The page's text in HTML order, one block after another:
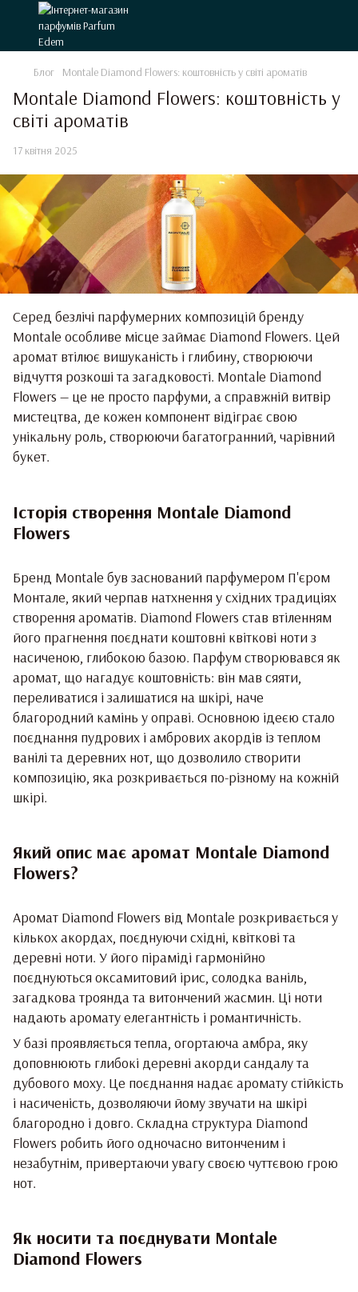
Блог Montale Diamond Flowers: коштовність у світі ароматів
Montale Diamond Flowers: коштовність у
світі ароматів
17 квітня 2025
Серед безлічі парфумерних композицій бренду
Montale особливе місце займає Diamond Flowers. Цей
аромат втілює вишуканість і глибину, створюючи
відчуття розкоші та загадковості. Montale Diamond
Flowers — це не просто парфуми, а справжній витвір
мистецтва, де кожен компонент відіграє свою
унікальну роль, створюючи багатогранний, чарівний
букет.
Історія створення Montale Diamond
Flowers
Бренд Montale був заснований парфумером П'єром
Монтале, який черпав натхнення у східних традиціях
створення ароматів. Diamond Flowers став втіленням
його прагнення поєднати коштовні квіткові ноти з
насиченою, глибокою базою. Парфум створювався як
аромат, що нагадує коштовність: він мав сяяти,
переливатися і залишатися на шкірі, наче
благородний камінь у оправі. Основною ідеєю стало
поєднання пудрових і амбрових акордів із теплом
ванілі та деревних нот, що дозволило створити
композицію, яка розкривається по-різному на кожній
шкірі.
Який опис має аромат Montale Diamond
Flowers?
Аромат Diamond Flowers від Montale розкривається у
кількох акордах, поєднуючи східні, квіткові та
деревні ноти. У його піраміді гармонійно
поєднуються оксамитовий ірис, солодка ваніль,
загадкова троянда та витончений жасмин. Ці ноти
надають аромату елегантність і романтичність.
У базі проявляється тепла, огортаюча амбра, яку
доповнюють глибокі деревні акорди сандалу та
дубового моху. Це поєднання надає аромату стійкість
і насиченість, дозволяючи йому звучати на шкірі
благородно і довго. Складна структура Diamond
Flowers робить його одночасно витонченим і
незабутнім, привертаючи увагу своєю чуттєвою грою
нот.
Як носити та поєднувати Montale
Diamond Flowers